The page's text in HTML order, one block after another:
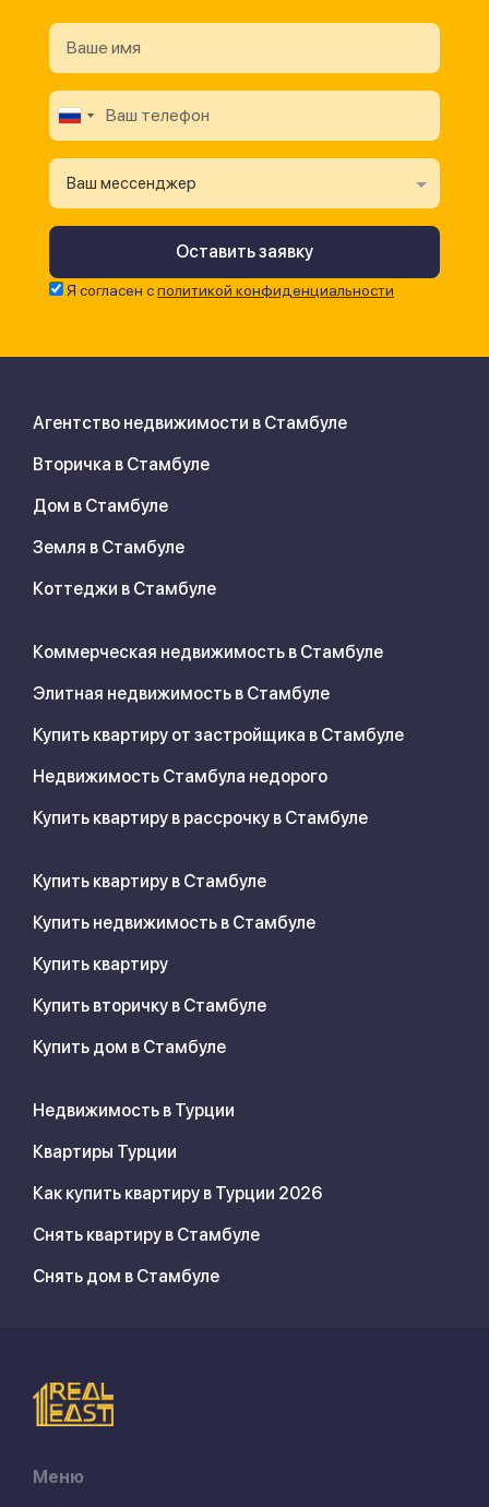
Ваш мессенджер
Я согласен сполитикой конфиденциальности
Агентство недвижимости в Стамбуле
Вторичка в Стамбуле
Дом в Стамбуле
Земля в Стамбуле
Коттеджи в Стамбуле
Коммерческая недвижимость в Стамбуле
Элитная недвижимость в Стамбуле
Купить квартиру от застройщика в Стамбуле
Недвижимость Стамбула недорого
Купить квартиру в рассрочку в Стамбуле
Купить квартиру в Стамбуле
Купить недвижимость в Стамбуле
Купить квартиру
Купить вторичку в Стамбуле
Купить дом в Стамбуле
Недвижимость в Турции
Квартиры Турции
Как купить квартиру в Турции 2026
Снять квартиру в Стамбуле
Снять дом в Стамбуле
Меню